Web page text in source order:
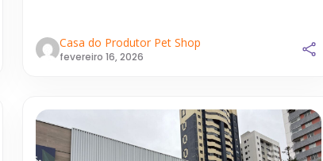
Casa do Produtor Pet Shop
fevereiro 16, 2026